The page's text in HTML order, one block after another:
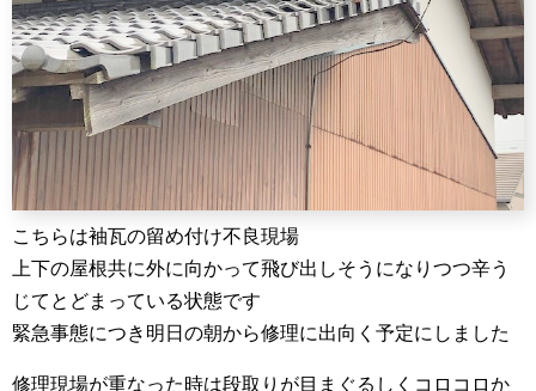
こちらは袖瓦の留め付け不良現場
上下の屋根共に外に向かって飛び出しそうになりつつ辛う
じてとどまっている状態です
緊急事態につき明日の朝から修理に出向く予定にしました
修理現場が重なった時は段取りが目まぐるしくコロコロか